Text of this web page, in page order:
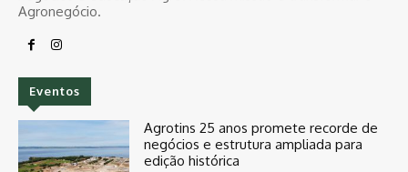
Agronegócio.
Eventos
Agrotins 25 anos promete recorde de
negócios e estrutura ampliada para
edição histórica